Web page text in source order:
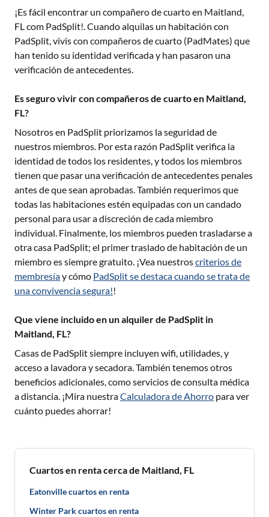
¡Es fácil encontrar un compañero de cuarto en Maitland,
FLcom PadSplit!. Cuando alquilas un habitación con
PadSplit, vivis con compañeros de cuarto (PadMates) que
han tenido su identidad verificada y han pasaron una
verificación de antecedentes.
Es seguro vivir con compañeros de cuarto en Maitland,
FL?
Nosotros en PadSplit priorizamos la seguridad de
nuestros miembros. Por esta razón PadSplit verifica la
identidad de todos los residentes, y todos los miembros
tienen que pasar una verificación de antecedentes penales
antes de que sean aprobadas. También requerimos que
todas las habitaciones estén equipadas con un candado
personal para usar a discreción de cada miembro
individual. Finalmente, los miembros pueden trasladarse a
otra casa PadSplit; el primer traslado de habitación de un
miembro es siempre gratuito. ¡Vea nuestroscriterios de
membresíay cómo PadSplit se destaca cuando se trata de
una convivencia segura!!
Que viene incluido en un alquiler de PadSplit in
Maitland, FL?
Casas de PadSplit siempre incluyen wifi, utilidades, y
acceso a lavadora y secadora. También tenemos otros
beneficios adicionales, como servicios de consulta médica
a distancia. ¡Mira nuestraCalculadora de Ahorro para ver
cuánto puedes ahorrar!
Cuartos en renta cerca de Maitland, FL
Eatonville cuartos en renta
Winter Park cuartos en renta